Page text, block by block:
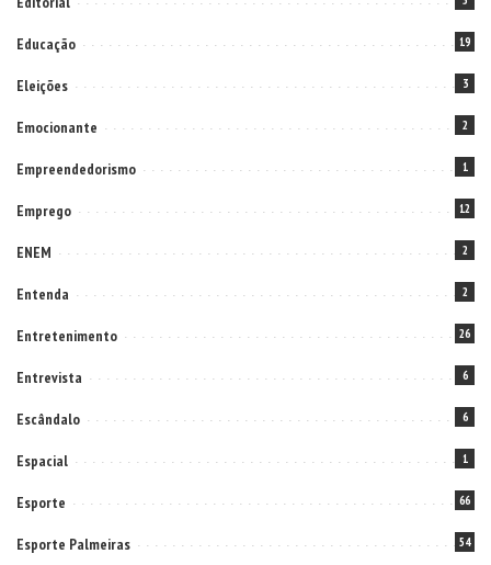
Educação 19
Eleições 3
Emocionante 2
Empreendedorismo 1
Emprego 12
ENEM 2
Entenda 2
Entretenimento 26
Entrevista 6
Escândalo 6
Espacial 1
Esporte 66
Esporte Palmeiras 54